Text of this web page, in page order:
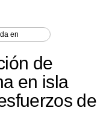
en
de
en isla
de